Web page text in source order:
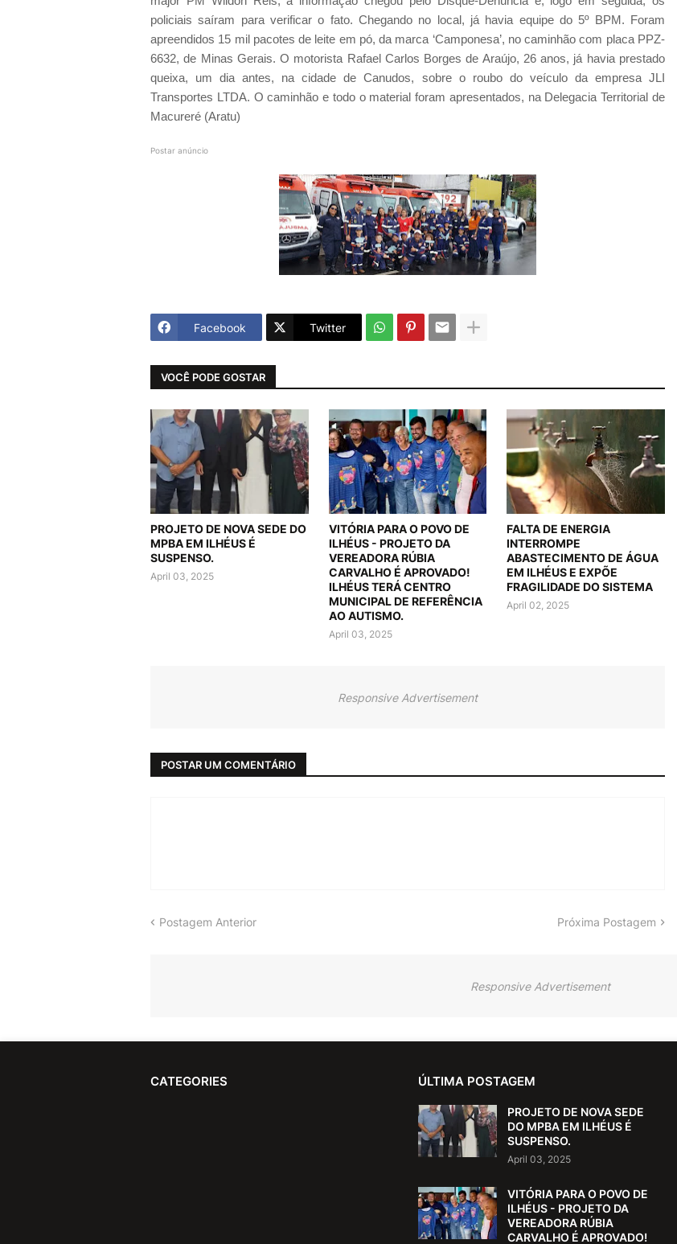
policiais saíram para verificar o fato. Chegando no local, já havia equipe do 5º BPM. Foram
apreendidos 15 mil pacotes de leite em pó, da marca ‘Camponesa’, no caminhão com placa PPZ-
6632, de Minas Gerais. O motorista Rafael Carlos Borges de Araújo, 26 anos, já havia prestado
queixa, um dia antes, na cidade de Canudos, sobre o roubo do veículo da empresa JLI
Transportes LTDA. O caminhão e todo o material foram apresentados, na Delegacia Territorial de
Macureré (Aratu)
Postar anúncio
Facebook Twitter
VOCÊ PODE GOSTAR
PROJETO DE NOVA SEDE DO
MPBA EM ILHÉUS É
SUSPENSO.
April 03, 2025
VITÓRIA PARA O POVO DE
ILHÉUS - PROJETO DA
VEREADORA RÚBIA
CARVALHO É APROVADO!
ILHÉUS TERÁ CENTRO
MUNICIPAL DE REFERÊNCIA
AO AUTISMO.
April 03, 2025
FALTA DE ENERGIA
INTERROMPE
ABASTECIMENTO DE ÁGUA
EM ILHÉUS E EXPÕE
FRAGILIDADE DO SISTEMA
April 02, 2025
Responsive Advertisement
POSTAR UM COMENTÁRIO
Postagem Anterior Próxima Postagem
Responsive Advertisement
CATEGORIES ÚLTIMA POSTAGEM
PROJETO DE NOVA SEDE
DO MPBA EM ILHÉUS É
SUSPENSO.
April 03, 2025
VITÓRIA PARA O POVO DE
ILHÉUS - PROJETO DA
VEREADORA RÚBIA
CARVALHO É APROVADO!